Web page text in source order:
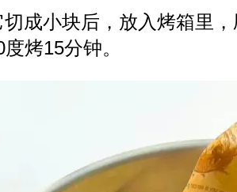
成小块后，放入烤箱里
烤15分钟。